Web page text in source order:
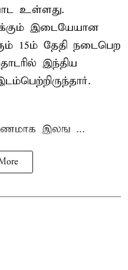
உள்ளது.
இடையேயான
15ம் தேதி நடைபெற
இந்திய
இலங ...